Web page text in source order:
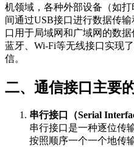
机领域，各种外部设备（如
间通过USB接口进行数据传
口用于局域网和广域网的数
蓝牙、Wi-Fi等无线接口实现
信。
二、通信接口主要
串行接口（Serial
串行接口是一种逐位传
按照顺序一个一个地传